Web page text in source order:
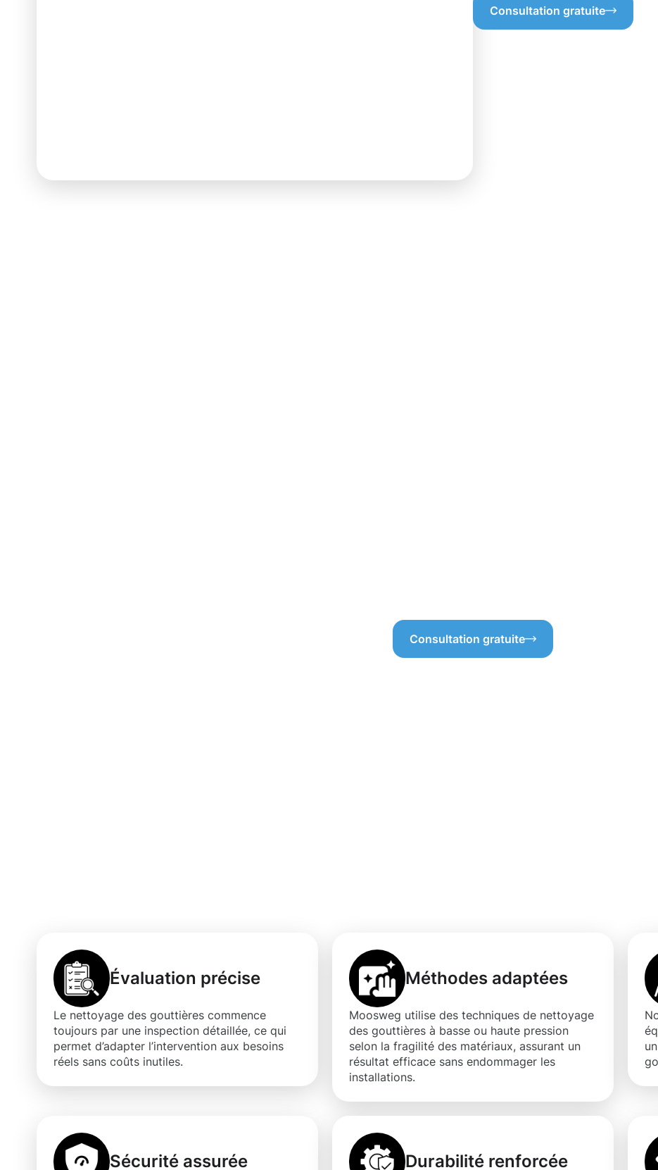
Consultation gratuite
Consultation gratuite
Évaluation précise
Le nettoyage des gouttières commence
toujours par une inspection détaillée, ce qui
permet d’adapter l’intervention aux besoins
réels sans coûts inutiles.
Méthodes adaptées
Moosweg utilise des techniques de nettoyage
des gouttières à basse ou haute pression
selon la fragilité des matériaux, assurant un
résultat efficace sans endommager les
installations.
Sécurité assurée Durabilité renforcée